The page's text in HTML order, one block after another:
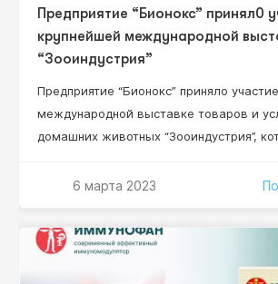
Предприятие “Бионокс” принял0
крупнейшей международной
“Зооиндустрия”
Предприятие “Бионокс” приняло
международной выставке товаров и
домашних животных “Зооиндустрия”,
“ЭКСПОФОРУМ” в Санкт-Петербурге.
зооветеринарного бизнеса:
ветеринарные врачи, заводчики собак
Посетители нашего стенда напрямую
6 марта 2023